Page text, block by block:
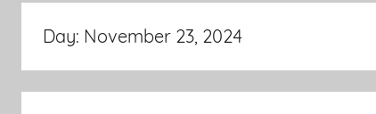
Day: November 23, 2024